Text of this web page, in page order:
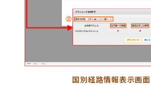
国別経路情報表示画面